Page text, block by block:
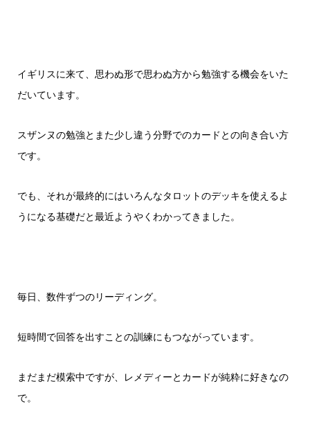
イギリスに来て、思わぬ形で思わぬ方から勉強する機会をいた
だいています。
スザンヌの勉強とまた少し違う分野でのカードとの向き合い方
です。
でも、それが最終的にはいろんなタロットのデッキを使えるよ
うになる基礎だと最近ようやくわかってきました。
毎日、数件ずつのリーディング。
短時間で回答を出すことの訓練にもつながっています。
まだまだ模索中ですが、レメディーとカードが純粋に好きなの
で。